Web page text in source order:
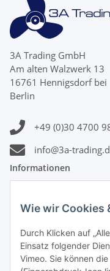
Wie wir Cookies
Durch Klicken auf
Einsatz folgender
Vimeo. Sie können
3A Trading GmbH
Am alten Walzwerk 13
16761 Hennigsdorf bei
Berlin
+49 (0)30 4700
info@3a-
Informationen
Gesetzliche